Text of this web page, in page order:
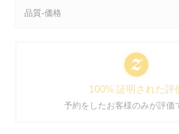
品質-価格
100% 証明された評
予約をしたお客様のみが評価